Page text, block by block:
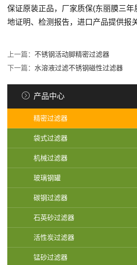
保证原装正品，厂家质保(东丽膜三年
地证明、检测报告，进口产品提供报
上一篇： 不锈钢活动脚精密过滤器
下一篇： 水溶液过滤不锈钢磁性过滤器
产品中心
精密过滤器
袋式过滤器
机械过滤器
玻璃钢罐
碳钢过滤器
石英砂过滤器
活性炭过滤器
锰砂过滤器